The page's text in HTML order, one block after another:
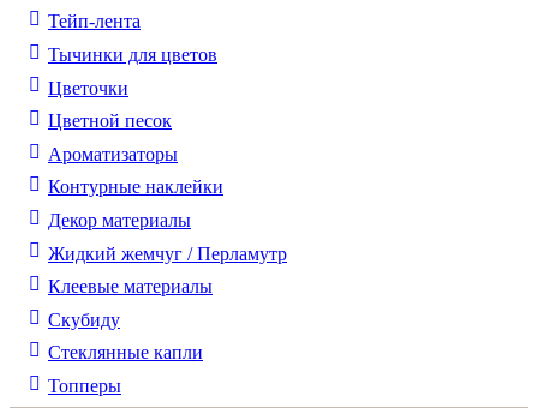
Тейп-лента
Тычинки для цветов
Цветочки
Цветной песок
Ароматизаторы
Контурные наклейки
Декор материалы
Жидкий жемчуг / Перламутр
Клеевые материалы
Скубиду
Стеклянные капли
Топперы